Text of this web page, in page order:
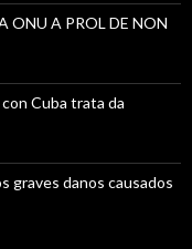
ONU A PROL DE NON
Cuba trata da
graves danos causados